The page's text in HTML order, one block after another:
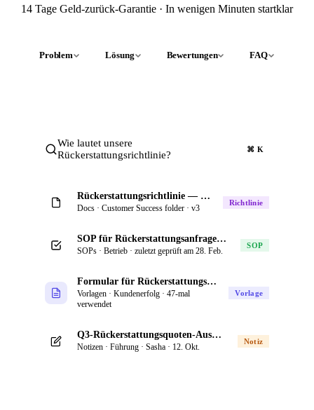
14 Tage Geld-zurück-Garantie · In wenigen Minuten startklar
Problem Lösung Bewertungen FAQ
Wie lautet unsere
Rückerstattungsrichtlinie?
⌘ K
Rückerstattungsrichtlinie — aktualisiert am 4. März von Riley
Docs · Customer Success folder · v3
Richtlinie
SOP für Rückerstattungsanfragen — schrittweiser Prozess für den Support
SOPs · Betrieb · zuletzt geprüft am 28. Feb.
SOP
Formular für Rückerstattungsanfragen — Vorlage
Vorlagen · Kundenerfolg · 47-mal
verwendet
Vorlage
Q3-Rückerstattungsquoten-Auswertung — Team-Notizen vom Offsite
Notizen · Führung · Sasha · 12. Okt.
Notiz